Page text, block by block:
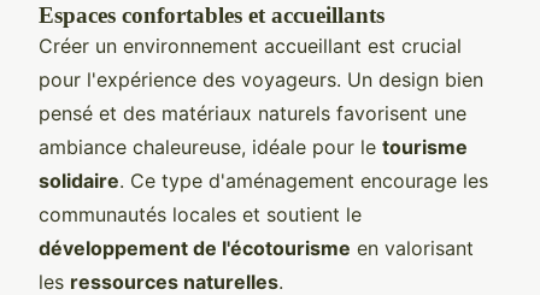
Espaces confortables et accueillants
Créer un environnement accueillant est crucial
pour l'expérience des voyageurs. Un design bien
pensé et des matériaux naturels favorisent une
ambiance chaleureuse, idéale pour le tourisme
solidaire. Ce type d'aménagement encourage les
communautés locales et soutient le
développement de l'écotourisme en valorisant
les ressources naturelles.